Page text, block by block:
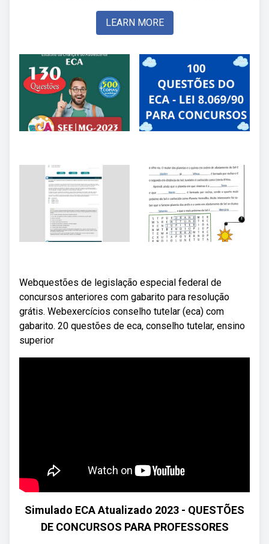
LEARN MORE
Webquestões de legislação especial federal de
concursos anteriores com gabarito para resolução
grátis. Webexercícios conselho tutelar (eca) com
gabarito. 20 questões de eca, conselho tutelar, ensino
superior
Simulado ECA Atualizado 2023 - QUESTÕES
DE CONCURSOS PARA PROFESSORES